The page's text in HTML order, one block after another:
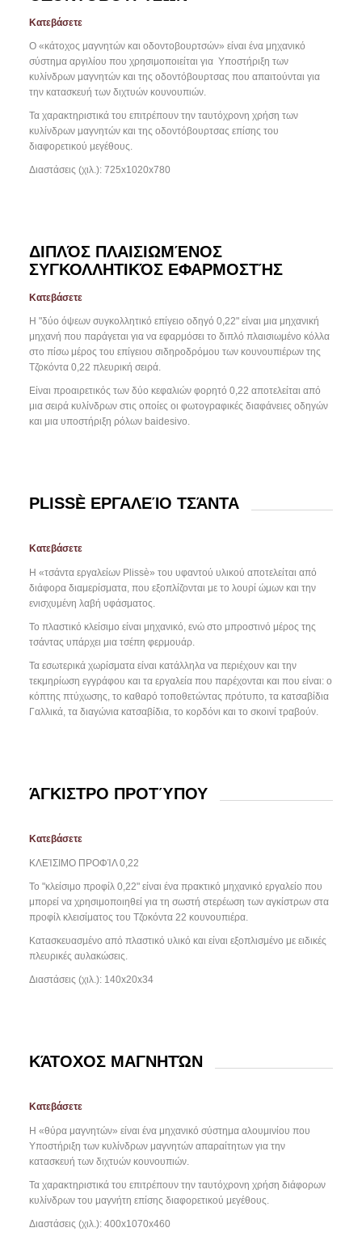
Κατεβάσετε
Ο «κάτοχος μαγνητών και οδοντοβουρτσών» είναι ένα μηχανικό
σύστημα αργιλίου που χρησιμοποιείται για Υποστήριξη των
κυλίνδρων μαγνητών και της οδοντόβουρτσας που απαιτούνται για
την κατασκευή των διχτυών κουνουπιών.
Τα χαρακτηριστικά του επιτρέπουν την ταυτόχρονη χρήση των
κυλίνδρων μαγνητών και της οδοντόβουρτσας επίσης του
διαφορετικού μεγέθους.
Διαστάσεις (χιλ.): 725x1020x780
ΔΙΠΛΌΣ ΠΛΑΙΣΙΩΜΈΝΟΣ
ΣΥΓΚΟΛΛΗΤΙΚΌΣ ΕΦΑΡΜΟΣΤΉΣ
Κατεβάσετε
Η "δύο όψεων συγκολλητικό επίγειο οδηγό 0,22" είναι μια μηχανική
μηχανή που παράγεται για να εφαρμόσει το διπλό πλαισιωμένο κόλλα
στο πίσω μέρος του επίγειου σιδηροδρόμου των κουνουπιέρων της
Τζοκόντα 0,22 πλευρική σειρά.
Είναι προαιρετικός των δύο κεφαλιών φορητό 0,22 αποτελείται από
μια σειρά κυλίνδρων στις οποίες οι φωτογραφικές διαφάνειες οδηγών
και μια υποστήριξη ρόλων baidesivo.
PLISSÈ ΕΡΓΑΛΕΊΟ ΤΣΆΝΤΑ
Κατεβάσετε
Η «τσάντα εργαλείων Plissè» του υφαντού υλικού αποτελείται από
διάφορα διαμερίσματα, που εξοπλίζονται με το λουρί ώμων και την
ενισχυμένη λαβή υφάσματος.
Το πλαστικό κλείσιμο είναι μηχανικό, ενώ στο μπροστινό μέρος της
τσάντας υπάρχει μια τσέπη φερμουάρ.
Τα εσωτερικά χωρίσματα είναι κατάλληλα να περιέχουν και την
τεκμηρίωση εγγράφου και τα εργαλεία που παρέχονται και που είναι: ο
κόπτης πτύχωσης, το καθαρό τοποθετώντας πρότυπο, τα κατσαβίδια
Γαλλικά, τα διαγώνια κατσαβίδια, το κορδόνι και το σκοινί τραβούν.
ΆΓΚΙΣΤΡΟ ΠΡΟΤΎΠΟΥ
Κατεβάσετε
ΚΛΕΊΣΙΜΟ ΠΡΟΦΊΛ 0,22
Το "κλείσιμο προφίλ 0,22" είναι ένα πρακτικό μηχανικό εργαλείο που
μπορεί να χρησιμοποιηθεί για τη σωστή στερέωση των αγκίστρων στα
προφίλ κλεισίματος του Τζοκόντα 22 κουνουπιέρα.
Κατασκευασμένο από πλαστικό υλικό και είναι εξοπλισμένο με ειδικές
πλευρικές αυλακώσεις.
Διαστάσεις (χιλ.): 140x20x34
ΚΆΤΟΧΟΣ ΜΑΓΝΗΤΏΝ
Κατεβάσετε
Η «θύρα μαγνητών» είναι ένα μηχανικό σύστημα αλουμινίου που
Υποστήριξη των κυλίνδρων μαγνητών απαραίτητων για την
κατασκευή των διχτυών κουνουπιών.
Τα χαρακτηριστικά του επιτρέπουν την ταυτόχρονη χρήση διάφορων
κυλίνδρων του μαγνήτη επίσης διαφορετικού μεγέθους.
Διαστάσεις (χιλ.): 400x1070x460